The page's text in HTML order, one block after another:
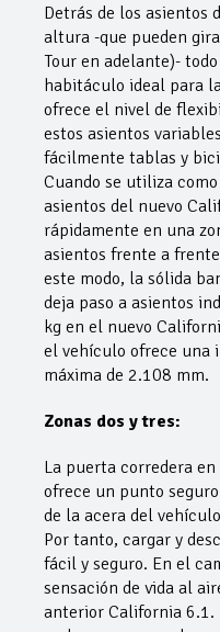
Detrás de los asientos
altura -que pueden
Tour en adelante)-
habitáculo ideal para
ofrece el nivel de
estos asientos
fácilmente tablas y
Cuando se utiliza
asientos del nuevo
rápidamente en una
asientos frente a
este modo, la sólida
deja paso a asientos
kg en el nuevo
el vehículo ofrece una
máxima de 2.108 mm.
Zonas dos y tres:
La puerta corredera
ofrece un punto
de la acera del
Por tanto, cargar y
fácil y seguro. En el
sensación de vida al
anterior California 6.1.